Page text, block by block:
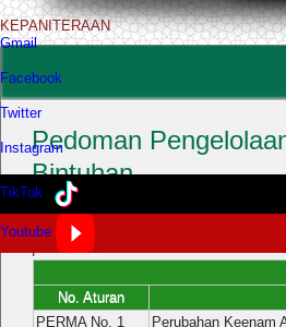
KEPANITERAAN
Gmail
Facebook
Twitter
Instagram
TikTok
Youtube
Pedoman
Bintuhan
Published: Wednesday, 03 February
| Hits: 2694
Pedoman
No. Aturan
PERMA No. 1
Perubahan Keenam